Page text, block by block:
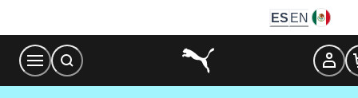
Content
ES EN